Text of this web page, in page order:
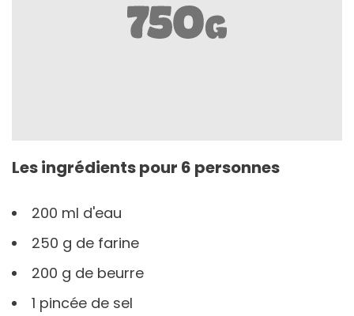
Les ingrédients pour 6 personnes
200 ml d'eau
250 g de farine
200 g de beurre
1 pincée de sel